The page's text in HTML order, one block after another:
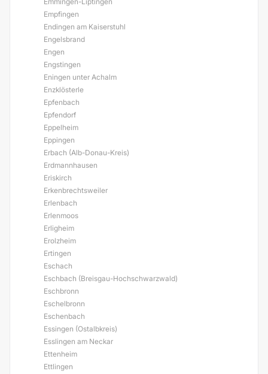
Empfingen
Endingen am Kaiserstuhl
Engelsbrand
Engen
Engstingen
Eningen unter Achalm
Enzklösterle
Epfenbach
Epfendorf
Eppelheim
Eppingen
Erbach (Alb-Donau-Kreis)
Erdmannhausen
Eriskirch
Erkenbrechtsweiler
Erlenbach
Erlenmoos
Erligheim
Erolzheim
Ertingen
Eschach
Eschbach (Breisgau-Hochschwarzwald)
Eschbronn
Eschelbronn
Eschenbach
Essingen (Ostalbkreis)
Esslingen am Neckar
Ettenheim
Ettlingen